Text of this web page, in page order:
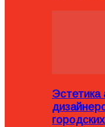
Эстетика